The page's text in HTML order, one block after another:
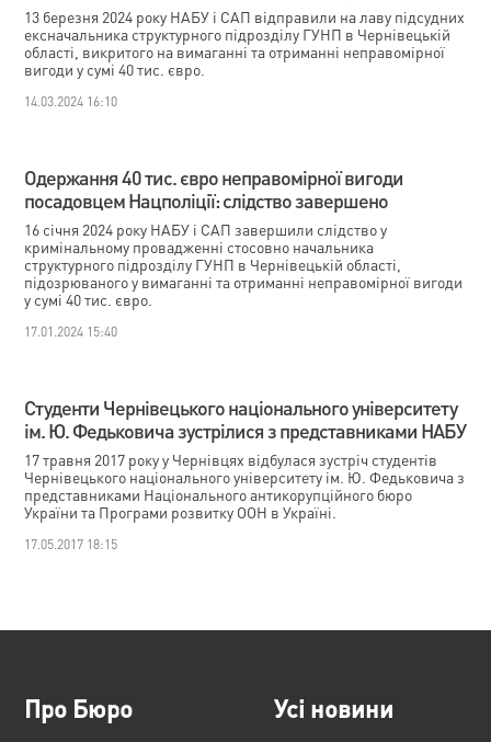
13 березня 2024 року НАБУ і САП відправили на лаву підсудних
ексначальника структурного підрозділу ГУНП в Чернівецькій
області, викритого на вимаганні та отриманні неправомірної
вигоди у сумі 40 тис. євро.
14.03.2024 16:10
Одержання 40 тис. євро неправомірної вигоди
посадовцем Нацполіції: слідство завершено
16 січня 2024 року НАБУ і САП завершили слідство у
кримінальному провадженні стосовно начальника
структурного підрозділу ГУНП в Чернівецькій області,
підозрюваного у вимаганні та отриманні неправомірної вигоди
у сумі 40 тис. євро.
17.01.2024 15:40
Студенти Чернівецького національного університету
ім. Ю. Федьковича зустрілися з представниками НАБУ
17 травня 2017 року у Чернівцях відбулася зустріч студентів
Чернівецького національного університету ім. Ю. Федьковича з
представниками Національного антикорупційного бюро
України та Програми розвитку ООН в Україні.
17.05.2017 18:15
Про Бюро Усі новини